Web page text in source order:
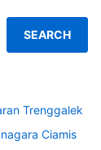
SEARCH
Trenggalek
Ciamis